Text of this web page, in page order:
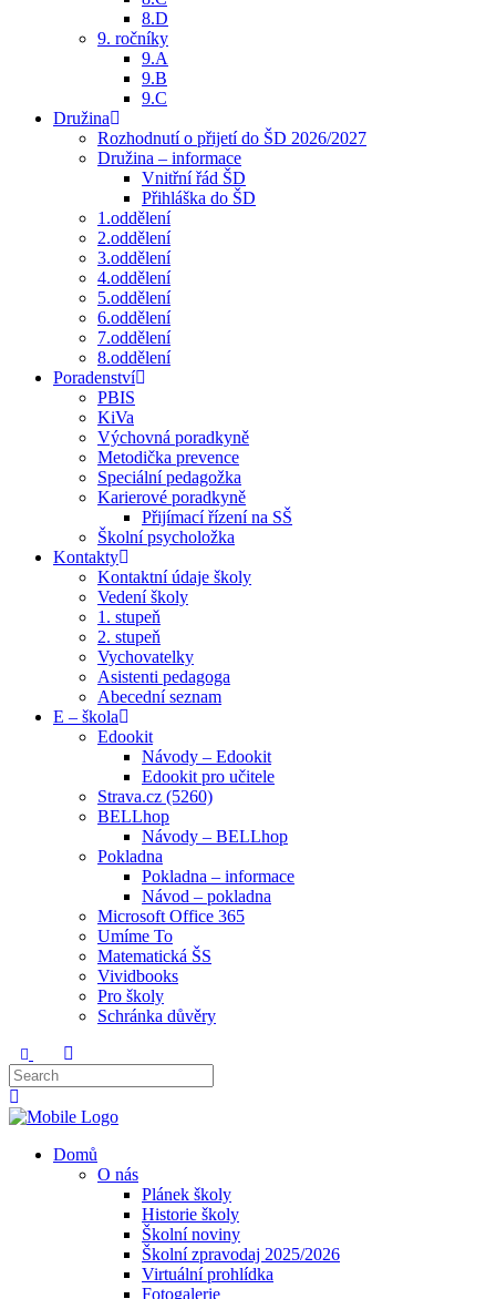
8.D
9. ročníky
9.A
9.B
9.C
Družina
Rozhodnutí o přijetí do ŠD 2026/2027
Družina – informace
Vnitřní řád ŠD
Přihláška do ŠD
1.oddělení
2.oddělení
3.oddělení
4.oddělení
5.oddělení
6.oddělení
7.oddělení
8.oddělení
Poradenství
PBIS
KiVa
Výchovná poradkyně
Metodička prevence
Speciální pedagožka
Karierové poradkyně
Přijímací řízení na SŠ
Školní psycholožka
Kontakty
Kontaktní údaje školy
Vedení školy
1. stupeň
2. stupeň
Vychovatelky
Asistenti pedagoga
Abecední seznam
E – škola
Edookit
Návody – Edookit
Edookit pro učitele
Strava.cz (5260)
BELLhop
Návody – BELLhop
Pokladna
Pokladna – informace
Návod – pokladna
Microsoft Office 365
Umíme To
Matematická ŠS
Vividbooks
Pro školy
Schránka důvěry
Domů
O nás
Plánek školy
Historie školy
Školní noviny
Školní zpravodaj 2025/2026
Virtuální prohlídka
Fotogalerie